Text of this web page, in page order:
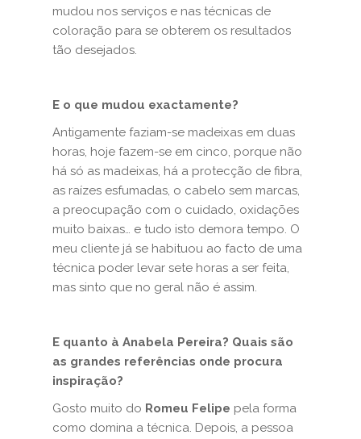
mudou nos serviços e nas técnicas de
coloração para se obterem os resultados
tão desejados.
E o que mudou exactamente?
Antigamente faziam-se madeixas em duas
horas, hoje fazem-se em cinco, porque não
há só as madeixas, há a protecção de fibra,
as raízes esfumadas, o cabelo sem marcas,
a preocupação com o cuidado, oxidações
muito baixas… e tudo isto demora tempo. O
meu cliente já se habituou ao facto de uma
técnica poder levar sete horas a ser feita,
mas sinto que no geral não é assim.
E quanto à Anabela Pereira? Quais são
as grandes referências onde procura
inspiração?
Gosto muito do Romeu Felipe pela forma
como domina a técnica. Depois, a pessoa